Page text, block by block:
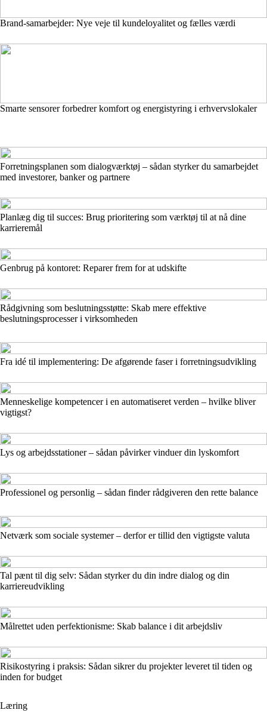
Brand-samarbejder: Nye veje til kundeloyalitet og fælles værdi
Smarte sensorer forbedrer komfort og energistyring i erhvervslokaler
Forretningsplanen som dialogværktøj – sådan styrker du samarbejdet
med investorer, banker og partnere
Planlæg dig til succes: Brug prioritering som værktøj til at nå dine
karrieremål
Genbrug på kontoret: Reparer frem for at udskifte
Rådgivning som beslutningsstøtte: Skab mere effektive
beslutningsprocesser i virksomheden
Fra idé til implementering: De afgørende faser i forretningsudvikling
Menneskelige kompetencer i en automatiseret verden – hvilke bliver
vigtigst?
Lys og arbejdsstationer – sådan påvirker vinduer din lyskomfort
Professionel og personlig – sådan finder rådgiveren den rette balance
Netværk som sociale systemer – derfor er tillid den vigtigste valuta
Tal pænt til dig selv: Sådan styrker du din indre dialog og din
karriereudvikling
Målrettet uden perfektionisme: Skab balance i dit arbejdsliv
Risikostyring i praksis: Sådan sikrer du projekter leveret til tiden og
inden for budget
Læring